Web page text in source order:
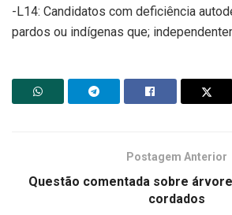
-L14: Candidatos com deficiência
pardos ou indígenas que;
Postagem Anterior
Questão comentada sobre
cordados